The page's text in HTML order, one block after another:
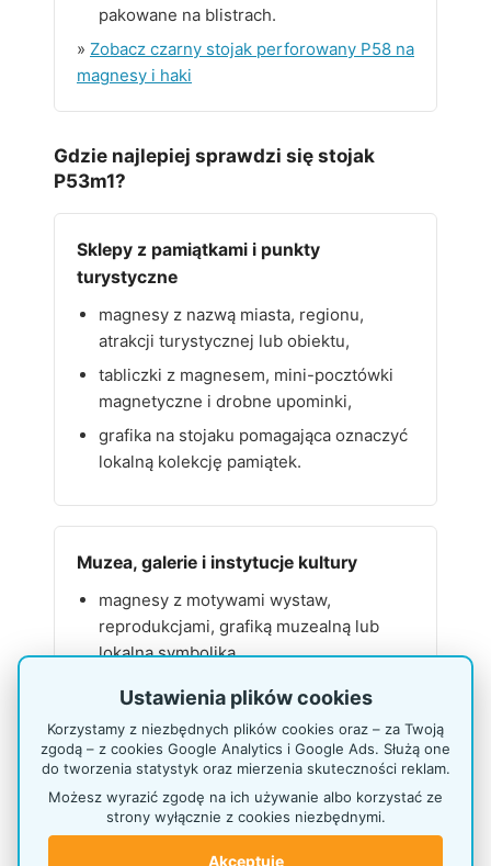
pakowane na blistrach.
» Zobacz czarny stojak perforowany P58 na
magnesy i haki
Gdzie najlepiej sprawdzi się stojak
P53m1?
Sklepy z pamiątkami i punkty
turystyczne
magnesy z nazwą miasta, regionu,
atrakcji turystycznej lub obiektu,
tabliczki z magnesem, mini-pocztówki
magnetyczne i drobne upominki,
grafika na stojaku pomagająca oznaczyć
lokalną kolekcję pamiątek.
Muzea, galerie i instytucje kultury
magnesy z motywami wystaw,
reprodukcjami, grafiką muzealną lub
lokalną symboliką,
stojak ustawiony przy wyjściu, kasie,
księgarni muzealnej albo sklepie z
pamiątkami,
czytelna ekspozycja drobnych
produktów kupowanych po zwiedzaniu.
Ustawienia plików cookies
Korzystamy z niezbędnych plików cookies oraz – za Twoją
zgodą – z cookies Google Analytics i Google Ads. Służą one
do tworzenia statystyk oraz mierzenia skuteczności reklam.
Możesz wyrazić zgodę na ich używanie albo korzystać ze
strony wyłącznie z cookies niezbędnymi.
Akceptuję